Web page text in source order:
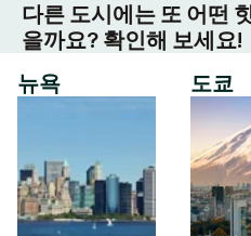
다른 도시에는 또 어떤
을까요? 확인해 보세요!
뉴욕
도쿄